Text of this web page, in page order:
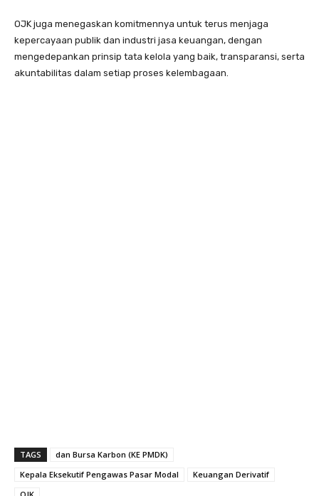
OJK juga menegaskan komitmennya untuk terus menjaga
kepercayaan publik dan industri jasa keuangan, dengan
mengedepankan prinsip tata kelola yang baik, transparansi, serta
akuntabilitas dalam setiap proses kelembagaan.
TAGS
dan Bursa Karbon (KE PMDK)
Kepala Eksekutif Pengawas Pasar Modal
Keuangan Derivatif